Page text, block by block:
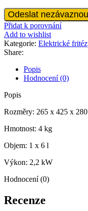
ST.
EL.
Fryer
1
koš
6L
množství
Odeslat
Přidat k porovnání
Add to wishlist
Kategorie: Elektrické
Share:
Popis
Hodnocení (0)
Popis
Rozměry: 265 x 425 x
Hmotnost: 4 kg
Objem: 1 x 6 l
Výkon: 2,2 kW
Hodnocení (0)
Recenze